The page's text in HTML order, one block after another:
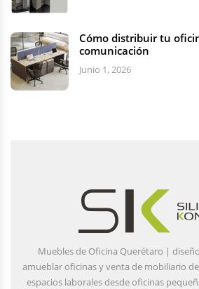
Cómo distribuir tu
comunicación
Junio 1, 2026
Muebles de Oficina Querétaro |
amueblar oficinas y venta de mobiliario
espacios laborales desde oficinas